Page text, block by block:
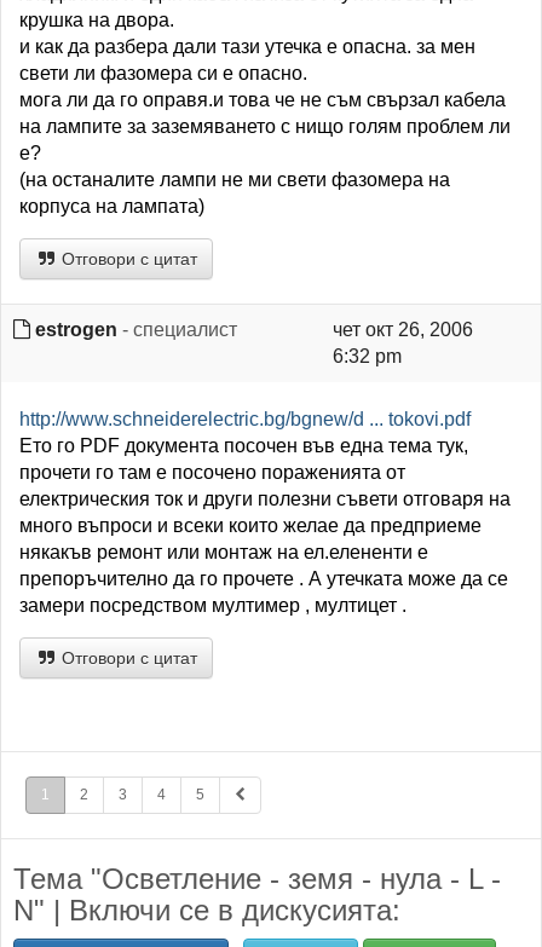
крушка на двора.
и как да разбера дали тази утечка е опасна. за мен
свети ли фазомера си е опасно.
мога ли да го оправя.и това че не съм свързал кабела
на лампите за заземяването с нищо голям проблем ли
е?
(на останалите лампи не ми свети фазомера на
корпуса на лампата)
Отговори с цитат
estrogen - специалист
чет окт 26, 2006
6:32 pm
http://www.schneiderelectric.bg/bgnew/d ... tokovi.pdf
Ето го PDF документа посочен във една тема тук,
прочети го там е посочено пораженията от
електрическия ток и други полезни съвети отговаря на
много въпроси и всеки които желае да предприеме
някакъв ремонт или монтаж на ел.елененти е
препоръчително да го прочете . А утечката може да се
замери посредством мултимер , мултицет .
Отговори с цитат
1 2 3 4 5
Тема "Осветление - земя - нула - L -
N" | Включи се в дискусията: